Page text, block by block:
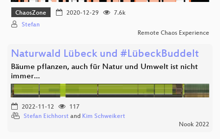
ChaosZone 2020-12-29
7.6k
Stefan
Remote Chaos Experience
Naturwald Lübeck und #LübeckBuddelt
Bäume pflanzen, auch für Natur und Umwelt ist nicht
immer…
2022-11-12
117
Stefan Eichhorst and Kim Schweikert
Nook 2022